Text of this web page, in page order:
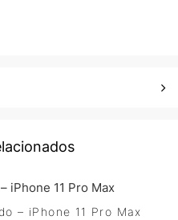
– iPhone 11 Pro Max